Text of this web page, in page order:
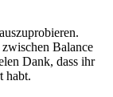
zwischen Balance
Dank, dass ihr
habt.